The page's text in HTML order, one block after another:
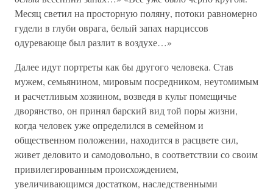
Месяц светил на просторную поляну, потоки равномерно
гудели в глуби оврага, белый запах нарциссов
одуревающе был разлит в воздухе…»
Далее идут портреты как бы другого человека. Став
мужем, семьянином, мировым посредником, неутомимым
и расчетливым хозяином, возведя в культ помещичье
дворянство, он принял барский вид той поры жизни,
когда человек уже определился в семейном и
общественном положении, находится в расцвете сил,
живет деловито и самодовольно, в соответствии со своим
привилегированным происхождением,
увеличивающимся достатком, наследственными